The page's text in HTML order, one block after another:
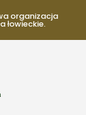
organizacja
łowieckie.